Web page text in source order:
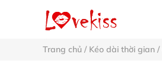
Trang chủ / Kéo dài thời gian /